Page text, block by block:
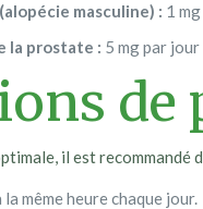
masculine) : 1
la prostate : 5 mg par jour
de
il est
même heure chaque jour.